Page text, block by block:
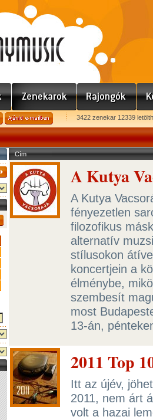
3422 zenekar 12339
Cím
A Kutya
A Kutya
fényezetlen
filozofikus
alternatív
stílusokon
koncertjein a
élménybe,
szembesít
most
13-án,
2011 Top
Itt az újév,
2011, nem árt
volt a hazai